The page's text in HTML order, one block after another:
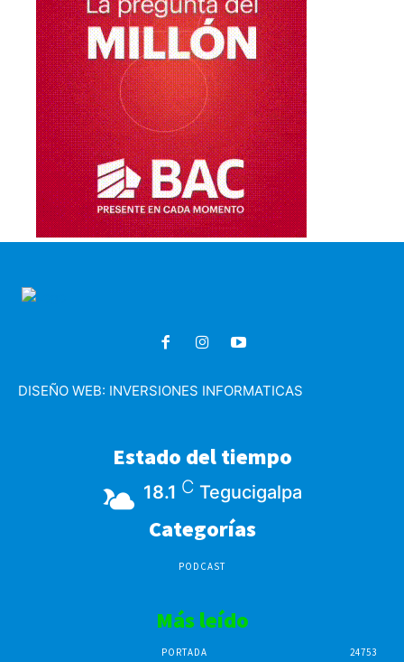
DISEÑO WEB: INVERSIONES INFORMATICAS
Estado del tiempo
18.1 C Tegucigalpa
Categorías
PODCAST
Más leído
PORTADA 24753